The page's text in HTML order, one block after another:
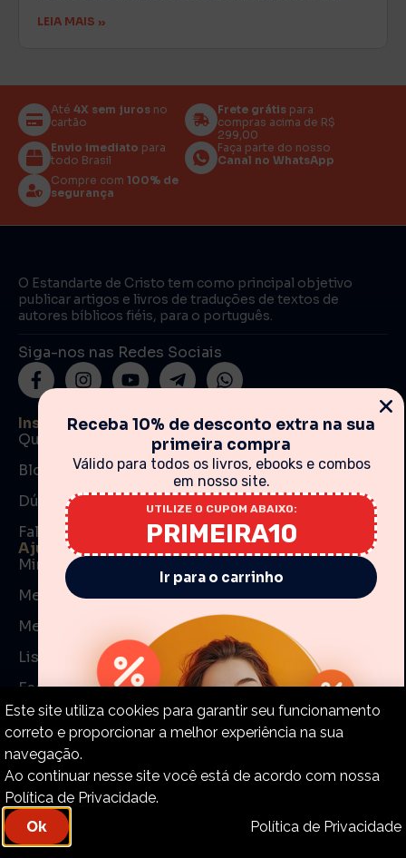
LEIA MAIS »
Até 4X sem juros no
cartão
Frete grátis para
compras acima de R$
299,00
Envio imediato para
todo Brasil
Faça parte do nosso
Canal no WhatsApp
Compre com 100% de
segurança
O Estandarte de Cristo tem como principal objetivo
publicar artigos e livros de traduções de textos de
autores bíblicos fiéis, para o português.
Siga-nos nas Redes Sociais
Institucional
Quem somos
Blog
Dúvidas frequentes (FAQ)
Fale conosco
Ajuda e Suporte
Minha Conta
Meu Carrinho
Meus Pedidos
Lista de Desejos
Esqueceu sua senha?
Troca e devoluções de produtos
Formas de Pagamento
Garantias dos Produtos
Permissões
Política de Privacidade
Atendimento
Receba 10% de desconto extra na sua
primeira compra
Válido para todos os livros, ebooks e combos
em nosso site.
UTILIZE O CUPOM ABAIXO:
PRIMEIRA10
Ir para o carrinho
Este site utiliza cookies para garantir seu funcionamento
correto e proporcionar a melhor experiência na sua
navegação.
Ao continuar nesse site você está de acordo com nossa
Política de Privacidade.
Ok
Política de Privacidade